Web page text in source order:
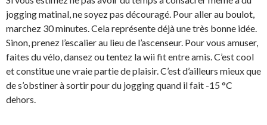
jogging matinal, ne soyez pas découragé. Pour aller au boulot,
marchez 30 minutes. Cela représente déjà une très bonne idée.
Sinon, prenez l’escalier au lieu de l’ascenseur. Pour vous amuser,
faites du vélo, dansez ou tentez la wii fit entre amis. C’est cool
et constitue une vraie partie de plaisir. C’est d’ailleurs mieux que
de s’obstiner à sortir pour du jogging quand il fait -15 °C
dehors.